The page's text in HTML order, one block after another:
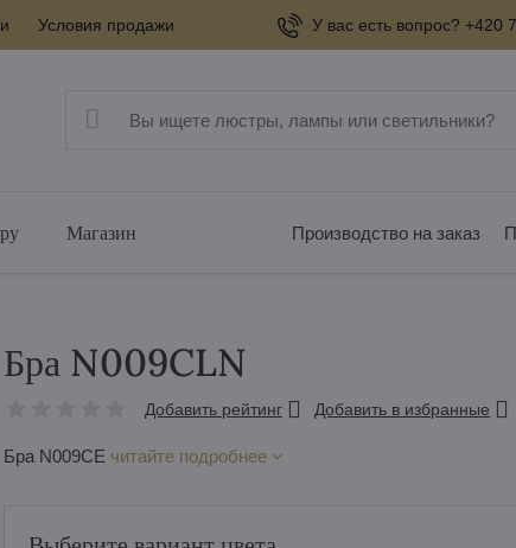
Условия продажи У вас есть вопрос?
Магазин Производство на заказ
Бра N009CLN
Добавить рейтинг Добавить в избранные
Бра N009CE читайте подробнее